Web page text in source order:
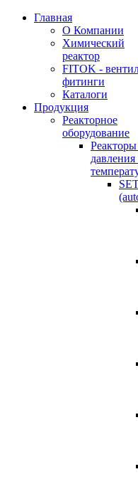
Главная
О Компании
Химический
реактор
FITOK -
фитинги
Каталоги
Продукция
Реакторное
оборудование
давления